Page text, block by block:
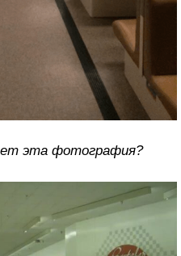
эта фотография?